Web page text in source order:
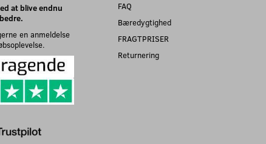
at blive endnu
bedre.
en anmeldelse
FAQ
Bæredygtighed
FRAGTPRISER
Returnering